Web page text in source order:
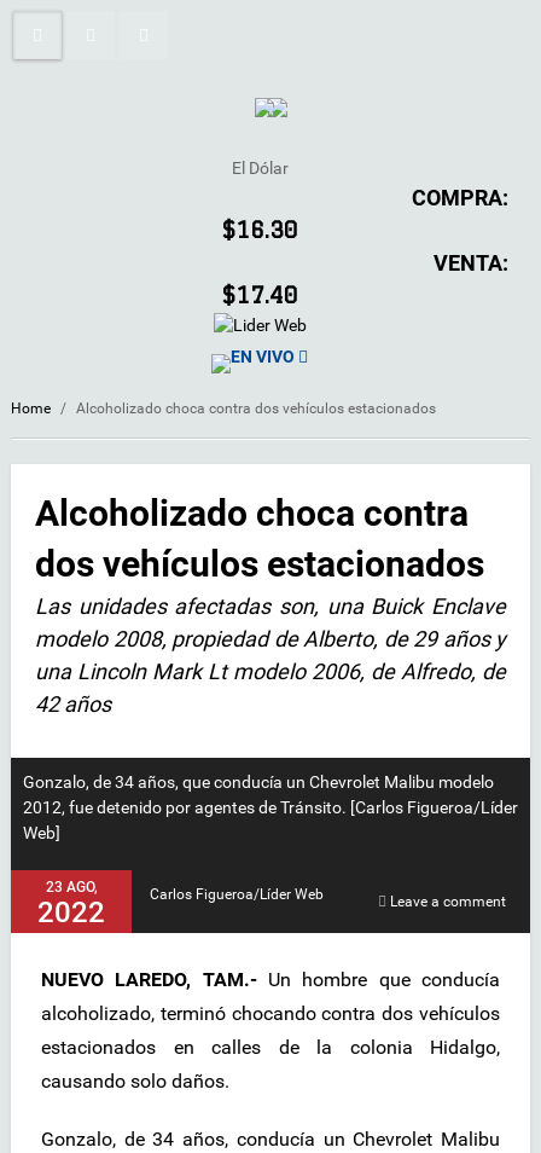
El Dólar
COMPRA:
$16.30
VENTA:
$17.40
EN VIVO
Home / Alcoholizado choca contra dos vehículos estacionados
Alcoholizado choca contra
dos vehículos estacionados
Las unidades afectadas son, una Buick Enclave
modelo 2008, propiedad de Alberto, de 29 años y
una Lincoln Mark Lt modelo 2006, de Alfredo, de
42 años
Gonzalo, de 34 años, que conducía un Chevrolet Malibu modelo
2012, fue detenido por agentes de Tránsito. [Carlos Figueroa/Líder
Web]
23 AGO,
2022
Carlos Figueroa/Líder Web Leave a comment
NUEVO LAREDO, TAM.- Un hombre que conducía
alcoholizado, terminó chocando contra dos vehículos
estacionados en calles de la colonia Hidalgo,
causando solo daños.
Gonzalo, de 34 años, conducía un Chevrolet Malibu